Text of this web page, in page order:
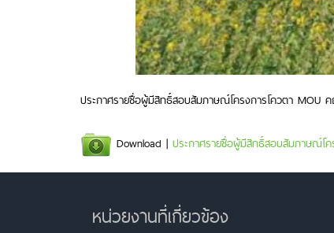
ประกาศรายชื่อผู้มีสิทธิ์สอบสัมภาษณ์โครงการโควตา MOU
Download | ประกาศรายชื่อผู้มีสิทธิ์สอบสัมภาษณ์โ
หน่วยงานที่เกี่ยวข้อง